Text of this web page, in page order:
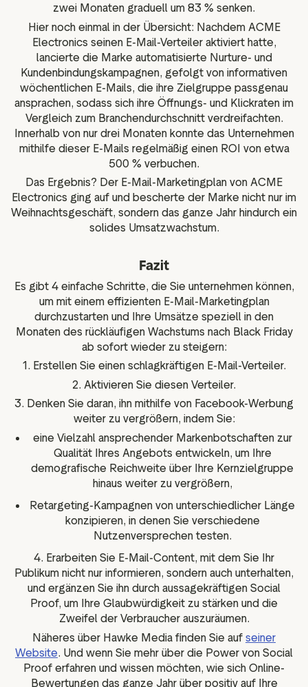
zwei Monaten graduell um 83 % senken.
Hier noch einmal in der Übersicht: Nachdem ACME
Electronics seinen E-Mail-Verteiler aktiviert hatte,
lancierte die Marke automatisierte Nurture- und
Kundenbindungskampagnen, gefolgt von informativen
wöchentlichen E-Mails, die ihre Zielgruppe passgenau
ansprachen, sodass sich ihre Öffnungs- und Klickraten im
Vergleich zum Branchendurchschnitt verdreifachten.
Innerhalb von nur drei Monaten konnte das Unternehmen
mithilfe dieser E-Mails regelmäßig einen ROI von etwa
500 % verbuchen.
Das Ergebnis? Der E-Mail-Marketingplan von ACME
Electronics ging auf und bescherte der Marke nicht nur im
Weihnachtsgeschäft, sondern das ganze Jahr hindurch ein
solides Umsatzwachstum.
Fazit
Es gibt 4 einfache Schritte, die Sie unternehmen können,
um mit einem effizienten E-Mail-Marketingplan
durchzustarten und Ihre Umsätze speziell in den
Monaten des rückläufigen Wachstums nach Black Friday
ab sofort wieder zu steigern:
1. Erstellen Sie einen schlagkräftigen E-Mail-Verteiler.
2. Aktivieren Sie diesen Verteiler.
3. Denken Sie daran, ihn mithilfe von Facebook-Werbung
weiter zu vergrößern, indem Sie:
eine Vielzahl ansprechender Markenbotschaften zur
Qualität Ihres Angebots entwickeln, um Ihre
demografische Reichweite über Ihre Kernzielgruppe
hinaus weiter zu vergrößern,
Retargeting-Kampagnen von unterschiedlicher Länge
konzipieren, in denen Sie verschiedene
Nutzenversprechen testen.
4. Erarbeiten Sie E-Mail-Content, mit dem Sie Ihr
Publikum nicht nur informieren, sondern auch unterhalten,
und ergänzen Sie ihn durch aussagekräftigen Social
Proof, um Ihre Glaubwürdigkeit zu stärken und die
Zweifel der Verbraucher auszuräumen.
Näheres über Hawke Media finden Sie auf seiner
Website. Und wenn Sie mehr über die Power von Social
Proof erfahren und wissen möchten, wie sich Online-
Bewertungen das ganze Jahr über positiv auf Ihre